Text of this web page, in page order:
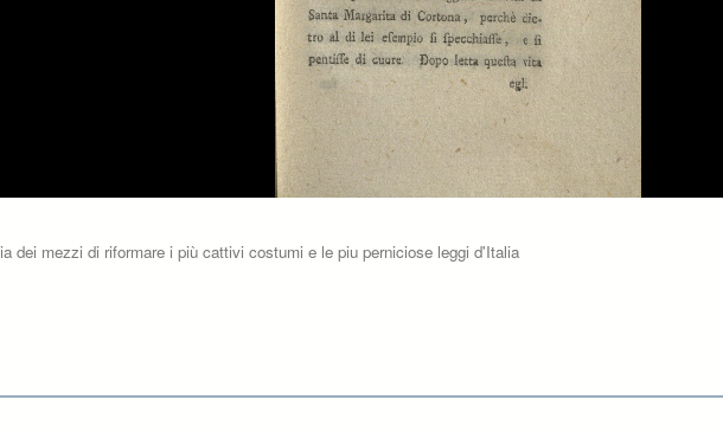
dei mezzi di riformare i più cattivi costumi e le piu perniciose leggi d'Italia